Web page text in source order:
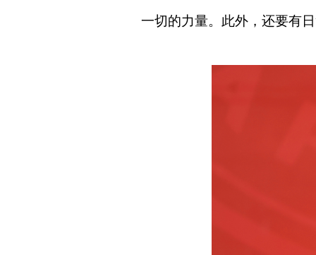
一切的力量。此外，还要有